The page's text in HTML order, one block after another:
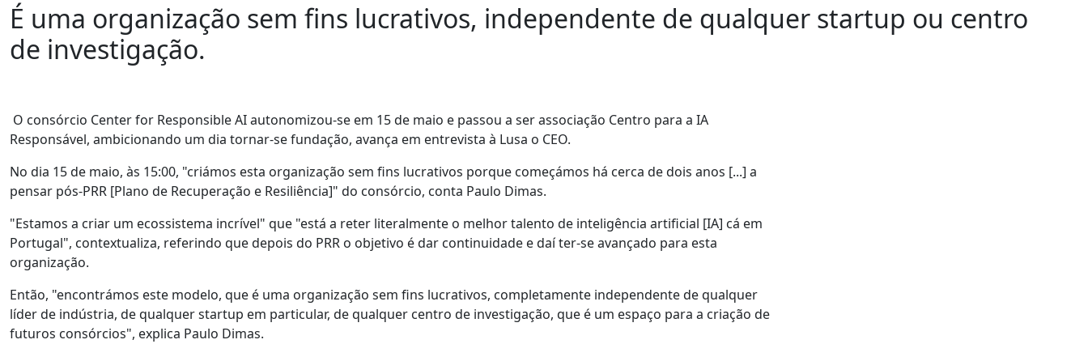
É uma organização sem fins lucrativos, independente de qualquer startup ou centro
de investigação.
O consórcio Center for Responsible AI autonomizou-se em 15 de maio e passou a ser associação Centro para a IA
Responsável, ambicionando um dia tornar-se fundação, avança em entrevista à Lusa o CEO.
No dia 15 de maio, às 15:00, "criámos esta organização sem fins lucrativos porque começámos há cerca de dois anos [...] a
pensar pós-PRR [Plano de Recuperação e Resiliência]" do consórcio, conta Paulo Dimas.
"Estamos a criar um ecossistema incrível" que "está a reter literalmente o melhor talento de inteligência artificial [IA] cá em
Portugal", contextualiza, referindo que depois do PRR o objetivo é dar continuidade e daí ter-se avançado para esta
organização.
Então, "encontrámos este modelo, que é uma organização sem fins lucrativos, completamente independente de qualquer
líder de indústria, de qualquer startup em particular, de qualquer centro de investigação, que é um espaço para a criação de
futuros consórcios", explica Paulo Dimas.